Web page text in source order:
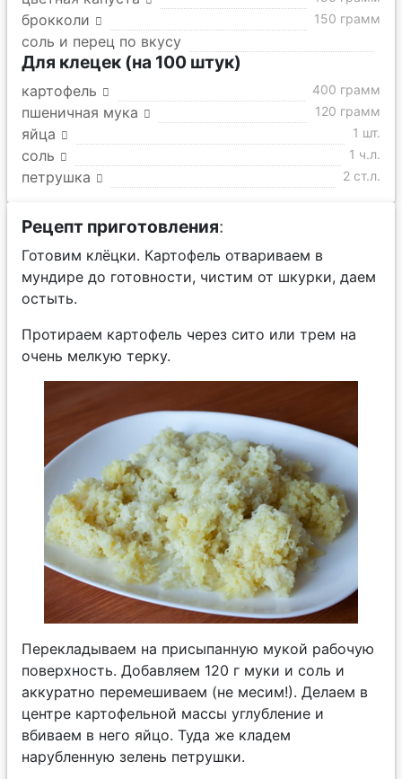
брокколи 150 грамм
соль и перец по вкусу
Для клецек (на 100 штук)
картофель 400 грамм
пшеничная мука 120 грамм
яйца 1 шт.
соль 1 ч.л.
петрушка 2 ст.л.
Рецепт приготовления:
Готовим клёцки. Картофель отвариваем в
мундире до готовности, чистим от шкурки, даем
остыть.
Протираем картофель через сито или трем на
очень мелкую терку.
Перекладываем на присыпанную мукой рабочую
поверхность. Добавляем 120 г муки и соль и
аккуратно перемешиваем (не месим!). Делаем в
центре картофельной массы углубление и
вбиваем в него яйцо. Туда же кладем
нарубленную зелень петрушки.